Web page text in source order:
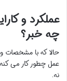
چه خبر؟
حالا که با مشخصات
عمل چطور کار می
نه.